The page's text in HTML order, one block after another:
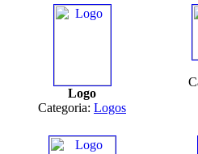
Logo
Categoria: Logos